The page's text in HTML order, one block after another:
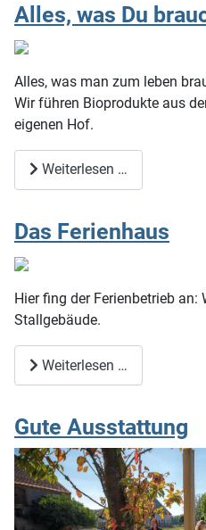
Alles, was Du
Alles, was man zum leben
Wir führen Bioprodukte aus
eigenen Hof.
Weiterlesen …
Das Ferienhaus
Hier fing der Ferienbetrieb
Stallgebäude.
Weiterlesen …
Gute Ausstattung